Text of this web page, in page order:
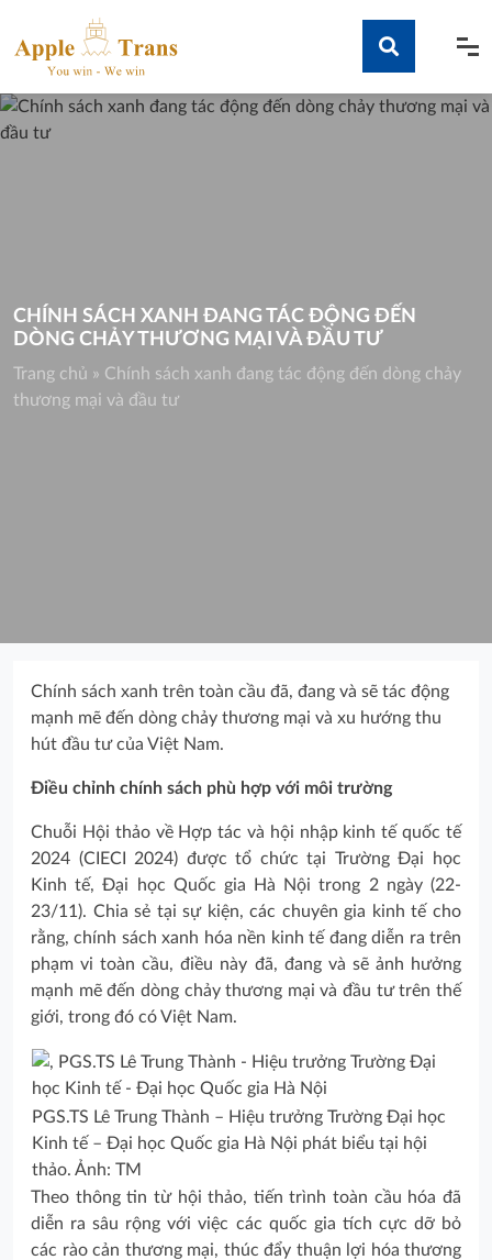
content
Tìm kiếm
CHÍNH SÁCH XANH ĐANG TÁC ĐỘNG ĐẾN
DÒNG CHẢY THƯƠNG MẠI VÀ ĐẦU TƯ
Trang chủ » Chính sách xanh đang tác động đến dòng chảy
thương mại và đầu tư
Chính sách xanh trên toàn cầu đã, đang và sẽ tác động
mạnh mẽ đến dòng chảy thương mại và xu hướng thu
hút đầu tư của Việt Nam.
Điều chỉnh chính sách phù hợp với môi trường
Chuỗi Hội thảo về Hợp tác và hội nhập kinh tế quốc tế
2024 (CIECI 2024) được tổ chức tại Trường Đại học
Kinh tế, Đại học Quốc gia Hà Nội trong 2 ngày (22-
23/11). Chia sẻ tại sự kiện, các chuyên gia kinh tế cho
rằng, chính sách xanh hóa nền kinh tế đang diễn ra trên
phạm vi toàn cầu, điều này đã, đang và sẽ ảnh hưởng
mạnh mẽ đến dòng chảy thương mại và đầu tư trên thế
giới, trong đó có Việt Nam.
PGS.TS Lê Trung Thành – Hiệu trưởng Trường Đại học
Kinh tế – Đại học Quốc gia Hà Nội phát biểu tại hội
thảo. Ảnh: TM
Theo thông tin từ hội thảo, tiến trình toàn cầu hóa đã
diễn ra sâu rộng với việc các quốc gia tích cực dỡ bỏ
các rào cản thương mại, thúc đẩy thuận lợi hóa thương